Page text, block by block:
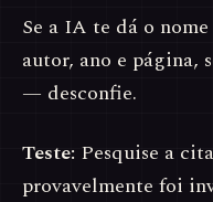
Se a IA te dá o
autor, ano e página,
— desconfie.
Teste: Pesquise a
provavelmente foi